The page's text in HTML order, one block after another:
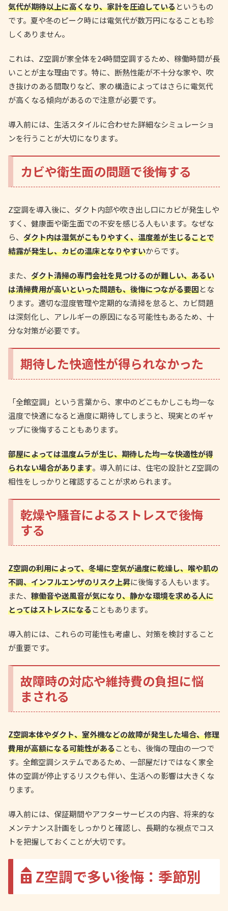
気代が期待以上に高くなり、家計を圧迫しているというもの
です。夏や冬のピーク時には電気代が数万円になることも珍
しくありません。
これは、Z空調が家全体を24時間空調するため、稼働時間が長
いことが主な理由です。特に、断熱性能が不十分な家や、吹
き抜けのある間取りなど、家の構造によってはさらに電気代
が高くなる傾向があるので注意が必要です。
導入前には、生活スタイルに合わせた詳細なシミュレーショ
ンを行うことが大切になります。
カビや衛生面の問題で後悔する
Z空調を導入後に、ダクト内部や吹き出し口にカビが発生しや
すく、健康面や衛生面での不安を感じる人もいます。なぜな
ら、 ダクト内は湿気がこもりやすく、温度差が生じることで
結露が発生し、カビの温床となりやすいからです。
また、 ダクト清掃の専門会社を見つけるのが難しい、あるい
は清掃費用が高いといった問題も、後悔につながる要因とな
ります。適切な湿度管理や定期的な清掃を怠ると、カビ問題
は深刻化し、アレルギーの原因になる可能性もあるため、十
分な対策が必要です。
期待した快適性が得られなかった
「全館空調」という言葉から、家中のどこもかしこも均一な
温度で快適になると過度に期待してしまうと、現実とのギャ
ップに後悔することもあります。
部屋によっては温度ムラが生じ、期待した均一な快適性が得
られない場合があります。導入前には、住宅の設計とZ空調の
相性をしっかりと確認することが求められます。
乾燥や騒音によるストレスで後悔
する
Z空調の利用によって、冬場に空気が過度に乾燥し、喉や肌の
不調、インフルエンザのリスク上昇に後悔する人もいます。
また、 稼働音や送風音が気になり、静かな環境を求める人に
とってはストレスになることもあります。
導入前には、これらの可能性も考慮し、対策を検討すること
が重要です。
故障時の対応や維持費の負担に悩
まされる
Z空調本体やダクト、室外機などの故障が発生した場合、修理
費用が高額になる可能性があることも、後悔の理由の一つで
す。全館空調システムであるため、一部屋だけではなく家全
体の空調が停止するリスクも伴い、生活への影響は大きくな
ります。
導入前には、保証期間やアフターサービスの内容、将来的な
メンテナンス計画をしっかりと確認し、長期的な視点でコス
トを把握しておくことが大切です。
Z空調で多い後悔：季節別